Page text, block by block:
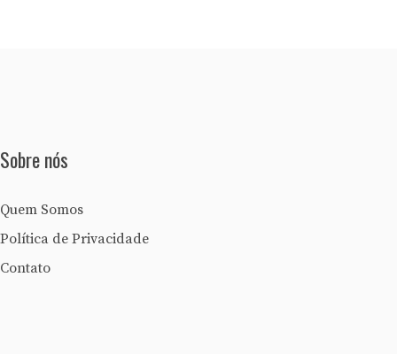
Sobre nós
Quem Somos
Política de Privacidade
Contato